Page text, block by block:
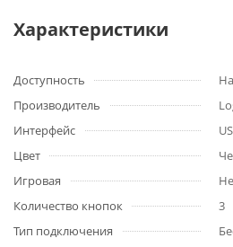
Характеристики
Доступность
Производитель
Интерфейс
Цвет
Игровая
Количество кнопок
3
Тип подключения